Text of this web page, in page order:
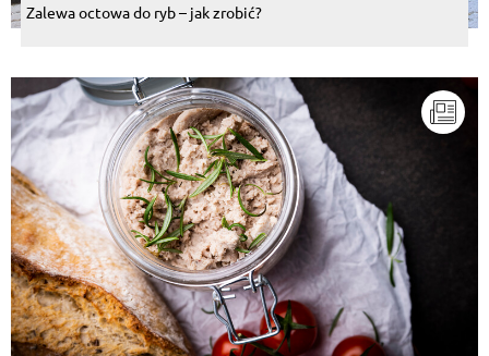
Zalewa octowa do ryb – jak zrobić?